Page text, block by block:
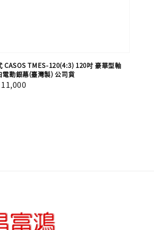
CASOS TMES-120(4:3) 120吋 豪華型軸
電動銀幕(臺灣製) 公司貨